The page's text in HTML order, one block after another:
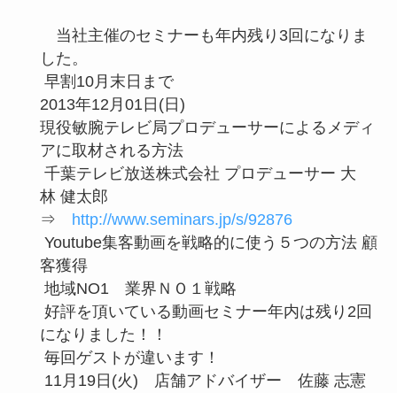
当社主催のセミナーも年内残り3回になりま
した。
早割10月末日まで
2013年12月01日(日)
現役敏腕テレビ局プロデューサーによるメディ
アに取材される方法
千葉テレビ放送株式会社 プロデューサー 大
林 健太郎
⇒ http://www.seminars.jp/s/92876
Youtube集客動画を戦略的に使う５つの方法 顧
客獲得
地域NO1 業界ＮＯ１戦略
好評を頂いている動画セミナー年内は残り2回
になりました！！
毎回ゲストが違います！
11月19日(火) 店舗アドバイザー 佐藤 志憲